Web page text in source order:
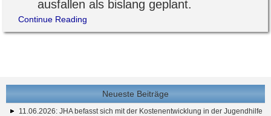
ausfallen als bislang geplant.
Continue Reading
Neueste Beiträge
11.06.2026: JHA befasst sich mit der Kostenentwicklung in der Jugendhilfe